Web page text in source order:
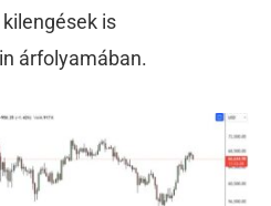
is
árfolyamában.